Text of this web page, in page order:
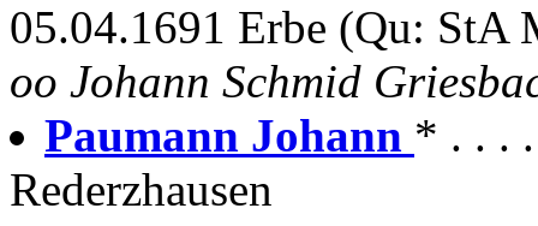
05.04.1691 Erbe (Qu: StA
oo Johann Schmid
Paumann Johann * . . .
Rederzhausen